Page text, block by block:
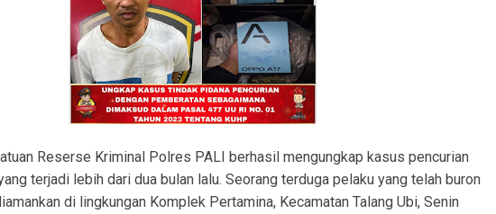
Terduga Pelaku Pencurian Dua Unit Telepon Genggam.
Reserse Kriminal Polres PALI berhasil mengungkap kasus pencurian
terjadi lebih dari dua bulan lalu. Seorang terduga pelaku yang telah buron
di lingkungan Komplek Pertamina, Kecamatan Talang Ubi, Senin